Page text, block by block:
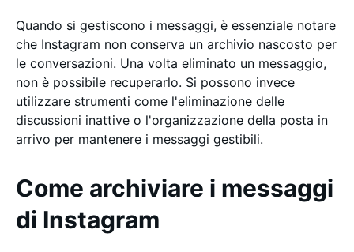
Quando si gestiscono i messaggi, è essenziale notare
che Instagram non conserva un archivio nascosto per
le conversazioni. Una volta eliminato un messaggio,
non è possibile recuperarlo. Si possono invece
utilizzare strumenti come l'eliminazione delle
discussioni inattive o l'organizzazione della posta in
arrivo per mantenere i messaggi gestibili.
Come archiviare i messaggi
di Instagram